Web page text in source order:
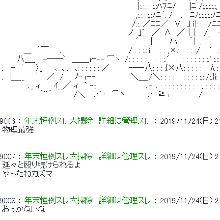
|:.:.:.:.::.:ﾊ７ﾆ/　　 |ﾆ /:.:.:.:.:,　ﾆ
,:.:.:.::.:/ﾆ｀. /　 ,--ﾆ/:.:.:.:.:/ﾆﾆﾆ
/.:. ／ﾆﾆ／　∨　｣ i|:.:.:.:./ﾆﾆﾆﾆ
ノ　｣`　.／: ∧　／: | |:.:.:./_ 　
′: :i|: : : : :ハ: : : ｀|: ,: : :,: : : : : :
＿　´￣　　､.　　　　　　　　 　 　　/ : : :.::i|: : : : ,×}: : : : :/: :
.八＿_　 -――`　＿＿_r‐-- ⌒ヽ. /: : : : : , : : : :.′ |: : : : : : : :.' :.:: :
.　r‐　´　　〉_　- ､-､:, -､: : : : : : ／　　　 ｰ―‐八: : : :{×八: : : : : :
.　|＿__　　´　 ／　/　　ﾉ- r‐‐　　　　　　 ＼＿_/＼: : : : : : : : : : :.::/
.､_ ィ 　　ｲ__／ ィ　` -t　　　　　　　　　､‐ ､ : : : : : : : : : : :, : : :
｀¨´　　　　/＼　 ノ` ｰ ⌒ヽ　　　　ノ　≧ｭ　_: : : : : :/: : : : :
9006 ： 年末恒例スレ大掃除　詳細は管理スレ ： 2019/11/24(日)
物理最強
9007 ： 年末恒例スレ大掃除　詳細は管理スレ ： 2019/11/24(日)
延々と殴り続けられるよ
やったねカズマ
9008 ： 年末恒例スレ大掃除　詳細は管理スレ ： 2019/11/24(日)
おっかないな